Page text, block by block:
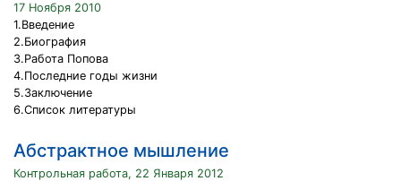
17 Ноября 2010
1.Введение
2.Биография
3.Работа Попова
4.Последние годы жизни
5.Заключение
6.Список литературы
Абстрактное мышление
Контрольная работа, 22 Января 2012